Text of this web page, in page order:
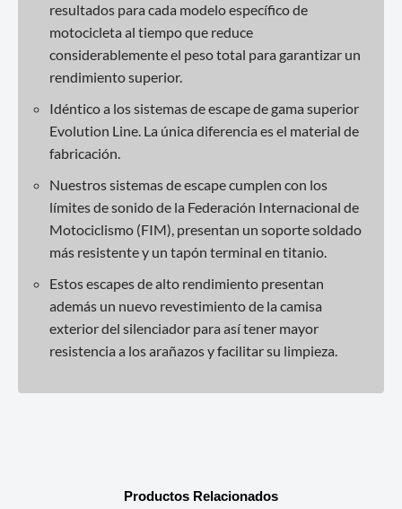
resultados para cada modelo específico de
motocicleta al tiempo que reduce
considerablemente el peso total para garantizar un
rendimiento superior.
Idéntico a los sistemas de escape de gama superior
Evolution Line. La única diferencia es el material de
fabricación.
Nuestros sistemas de escape cumplen con los
límites de sonido de la Federación Internacional de
Motociclismo (FIM), presentan un soporte soldado
más resistente y un tapón terminal en titanio.
Estos escapes de alto rendimiento presentan
además un nuevo revestimiento de la camisa
exterior del silenciador para así tener mayor
resistencia a los arañazos y facilitar su limpieza.
Productos Relacionados